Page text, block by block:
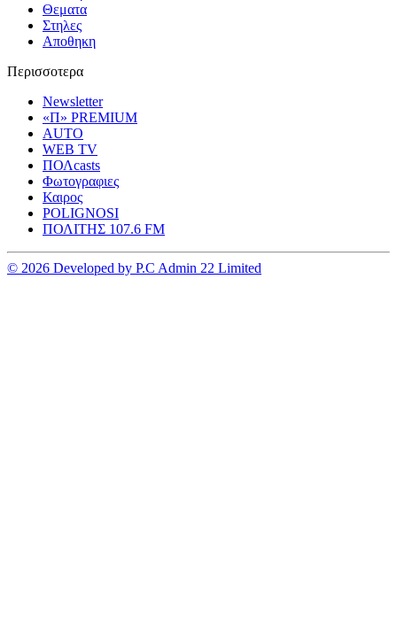
Θεματα
Στηλες
Αποθηκη
Περισσοτερα
Newsletter
«Π» PREMIUM
AUTO
WEB TV
ΠΟΛcasts
Φωτογραφιες
Καιρος
POLIGNOSI
ΠΟΛΙΤΗΣ 107.6 FM
© 2026 Developed by P.C Admin 22 Limited